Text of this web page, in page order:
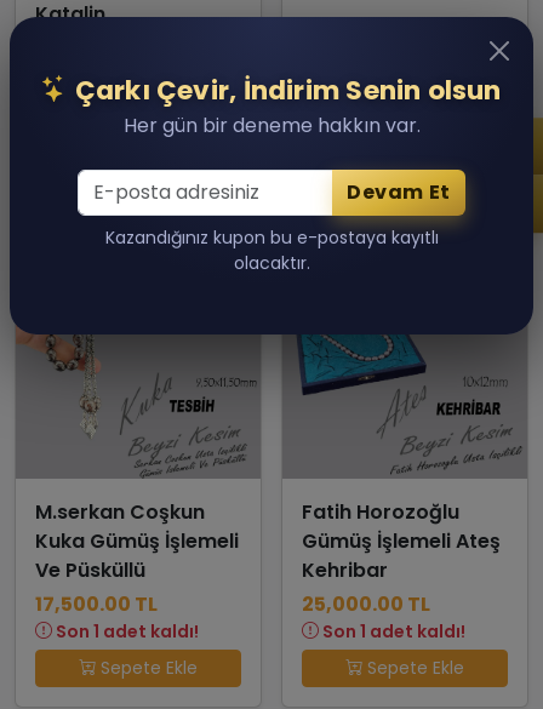
Katalin
Son 1 adet kaldı!
Sepete Ekle
Son 1 adet kaldı!
M.serkan Coşkun
Kuka Gümüş İşlemeli
Ve Püsküllü
17,500.00 TL
Son 1 adet kaldı!
Sepete Ekle
Fatih Horozoğlu
Gümüş İşlemeli Ateş
Kehribar
25,000.00 TL
Son 1 adet kaldı!
Sepete Ekle
Çarkı Çevir, İndirim Senin olsun
Her gün bir deneme hakkın var.
Devam Et
Kazandığınız kupon bu e-postaya kayıtlı
olacaktır.